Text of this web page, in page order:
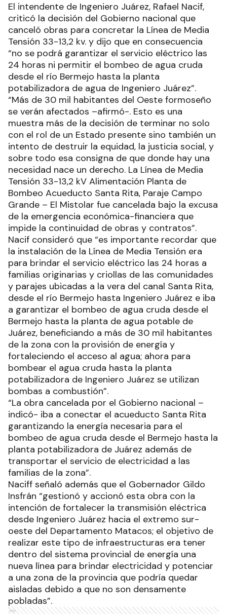
El intendente de Ingeniero Juárez, Rafael Nacif,
criticó la decisión del Gobierno nacional que
canceló obras para concretar la Línea de Media
Tensión 33-13,2 kv. y dijo que en consecuencia
“no se podrá garantizar el servicio eléctrico las
24 horas ni permitir el bombeo de agua cruda
desde el río Bermejo hasta la planta
potabilizadora de agua de Ingeniero Juárez”.
“Más de 30 mil habitantes del Oeste formoseño
se verán afectados –afirmó-. Esto es una
muestra más de la decisión de terminar no solo
con el rol de un Estado presente sino también un
intento de destruir la equidad, la justicia social, y
sobre todo esa consigna de que donde hay una
necesidad nace un derecho. La Línea de Media
Tensión 33-13,2 kV Alimentación Planta de
Bombeo Acueducto Santa Rita, Paraje Campo
Grande – El Mistolar fue cancelada bajo la excusa
de la emergencia económica-financiera que
impide la continuidad de obras y contratos”.
Nacif consideró que “es importante recordar que
la instalación de la Línea de Media Tensión era
para brindar el servicio eléctrico las 24 horas a
familias originarias y criollas de las comunidades
y parajes ubicadas a la vera del canal Santa Rita,
desde el río Bermejo hasta Ingeniero Juárez e iba
a garantizar el bombeo de agua cruda desde el
Bermejo hasta la planta de agua potable de
Juárez, beneficiando a más de 30 mil habitantes
de la zona con la provisión de energía y
fortaleciendo el acceso al agua; ahora para
bombear el agua cruda hasta la planta
potabilizadora de Ingeniero Juárez se utilizan
bombas a combustión”.
“La obra cancelada por el Gobierno nacional –
indicó- iba a conectar el acueducto Santa Rita
garantizando la energía necesaria para el
bombeo de agua cruda desde el Bermejo hasta la
planta potabilizadora de Juárez además de
transportar el servicio de electricidad a las
familias de la zona”.
Naciff señaló además que el Gobernador Gildo
Insfrán “gestionó y accionó esta obra con la
intención de fortalecer la transmisión eléctrica
desde Ingeniero Juárez hacia el extremo sur-
oeste del Departamento Matacos; el objetivo de
realizar este tipo de infraestructuras era tener
dentro del sistema provincial de energía una
nueva línea para brindar electricidad y potenciar
a una zona de la provincia que podría quedar
aisladas debido a que no son densamente
pobladas”.
Ads